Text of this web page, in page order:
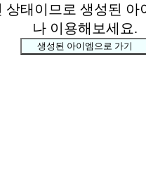
상태이므로 생성된 아
나 이용해보세요.
생성된 아이엠으로 가기